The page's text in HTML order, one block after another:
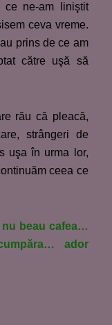
ne-am liniştit
ceva vreme.
prins de ce am
către uşă să
rău că pleacă,
strângeri de
uşa în urma lor,
ceea ce
beau cafea…
ador